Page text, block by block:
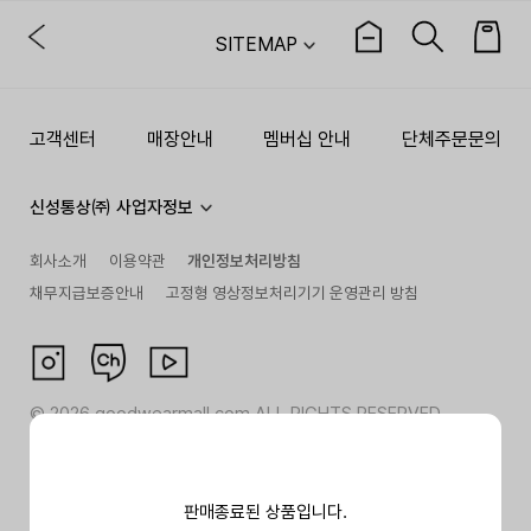
판매종료된 상품입니다.
SITEMAP
고객센터 매장안내 멤버십 안내 단체주문문의
신성통상㈜ 사업자정보
회사소개 이용약관
개인정보처리방침
채무지급보증안내
고정형 영상정보처리기기 운영관리 방침
©2026goodwearmall.com ALL RIGHTS RESERVED